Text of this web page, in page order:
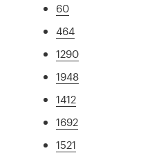
60
464
1290
1948
1412
1692
1521